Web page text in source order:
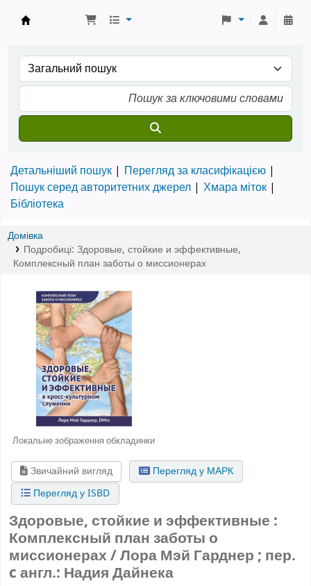
Детальніший пошук
Перегляд за класифікацією
Пошук серед авторитетних джерел
Хмара міток
Бібліотека
Домівка
Подробиці: Здоровые, стойкие и эффективные,
Комплексный план заботы о миссионерах
Локальне зображення обкладинки
Звичайний вигляд
Перегляд у МАРК
Перегляд у ISBD
Здоровые, стойкие и эффективные :
Комплексный план заботы о
миссионерах / Лора Мэй Гарднер ; пер.
c англ.: Надия Дайнека